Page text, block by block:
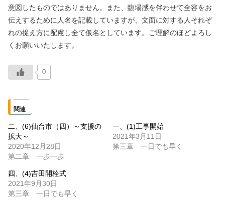
意図したものではありません。また、臨場感を伴わせて全容をお
伝えするために人名を記載していますが、文面に対する人それぞ
れの捉え方に配慮し全て仮名としています。ご理解のほどよろし
くお願いいたします。
0
関連
二、(6)仙台市（四）～支援の
拡大～
2020年12月28日
第二章 一歩一歩
一、(1)工事開始
2021年3月11日
第三章 一日でも早く
四、(4)吉田開栓式
2021年9月30日
第三章 一日でも早く